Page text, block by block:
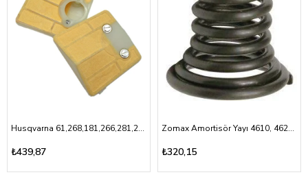
Husqvarna 61,268,181,266,281,288- Hava Filtresi
₺439,87
Zomax Amortisör Yayı 4610, 4620,5010,5030
₺320,15